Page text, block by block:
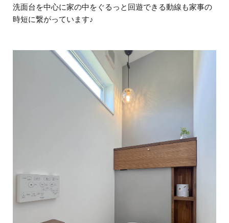
洗面台を中心に家の中をぐるっと回遊できる動線も家事の
時短に繋がっています♪